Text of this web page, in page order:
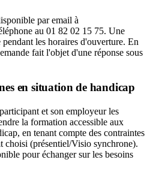
par email à
au 01 82 02 15 75. Une
pendant les horaires d'ouverture. En
fait l'objet d'une réponse sous
en situation de handicap
et son employeur les
la formation accessible aux
en tenant compte des contraintes
choisi (présentiel/Visio synchrone).
pour échanger sur les besoins